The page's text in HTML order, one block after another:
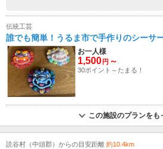
伝統工芸
誰でも簡単！うるま市で手作りのシーサ
お一人様
1,500 円 ～
30ポイント～たまる！
この施設のプランをも
読谷村（中頭郡）からの目安距離 約10.4km